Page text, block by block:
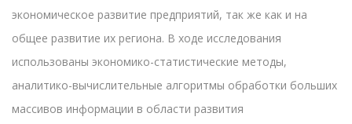
экономическое развитие предприятий, так же как и на
общее развитие их региона. В ходе исследования
использованы экономико-статистические методы,
аналитико-вычислительные алгоритмы обработки больших
массивов информации в области развития